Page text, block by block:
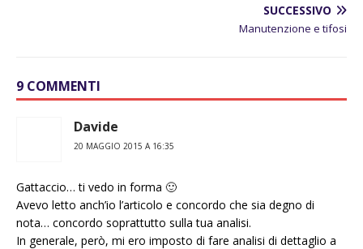
SUCCESSIVO
Manutenzione e tifosi
9 COMMENTI
Davide
20 MAGGIO 2015 A 16:35
Gattaccio… ti vedo in forma 🙂
Avevo letto anch’io l’articolo e concordo che sia degno di
nota… concordo soprattutto sulla tua analisi.
In generale, però, mi ero imposto di fare analisi di dettaglio a